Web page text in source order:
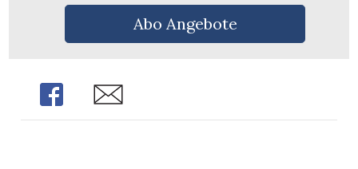
Abo Angebote
Share Share